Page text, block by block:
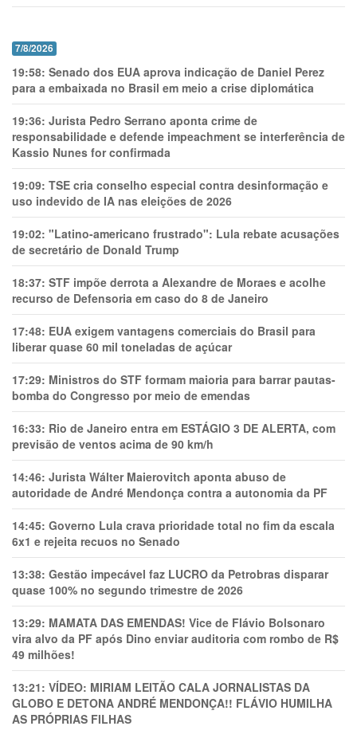
7/8/2026
19:58: Senado dos EUA aprova indicação de Daniel Perez
para a embaixada no Brasil em meio a crise diplomática
19:36: Jurista Pedro Serrano aponta crime de
responsabilidade e defende impeachment se interferência de
Kassio Nunes for confirmada
19:09: TSE cria conselho especial contra desinformação e
uso indevido de IA nas eleições de 2026
19:02: "Latino-americano frustrado": Lula rebate acusações
de secretário de Donald Trump
18:37: STF impõe derrota a Alexandre de Moraes e acolhe
recurso de Defensoria em caso do 8 de Janeiro
17:48: EUA exigem vantagens comerciais do Brasil para
liberar quase 60 mil toneladas de açúcar
17:29: Ministros do STF formam maioria para barrar pautas-
bomba do Congresso por meio de emendas
16:33: Rio de Janeiro entra em ESTÁGIO 3 DE ALERTA, com
previsão de ventos acima de 90 km/h
14:46: Jurista Wálter Maierovitch aponta abuso de
autoridade de André Mendonça contra a autonomia da PF
14:45: Governo Lula crava prioridade total no fim da escala
6x1 e rejeita recuos no Senado
13:38: Gestão impecável faz LUCRO da Petrobras disparar
quase 100% no segundo trimestre de 2026
13:29: MAMATA DAS EMENDAS! Vice de Flávio Bolsonaro
vira alvo da PF após Dino enviar auditoria com rombo de R$
49 milhões!
13:21: VÍDEO: MIRIAM LEITÃO CALA JORNALISTAS DA
GLOBO E DETONA ANDRÉ MENDONÇA!! FLÁVIO HUMILHA
AS PRÓPRIAS FILHAS